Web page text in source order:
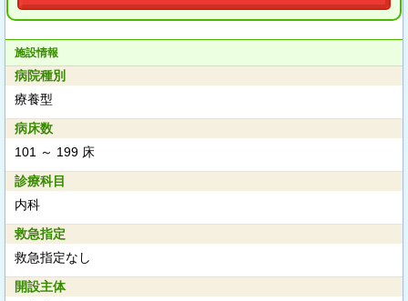
施設情報
病院種別
療養型
病床数
101 ～ 199 床
診療科目
内科
救急指定
救急指定なし
開設主体